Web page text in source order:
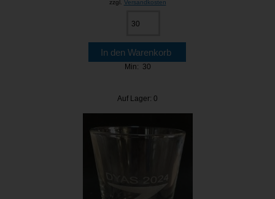
zzgl. Versandkosten
Min: 30
Auf Lager: 0